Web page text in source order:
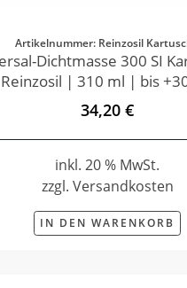
Artikelnummer: Reinzosil
Dichtmasse 300 SI
Reinzosil | 310 ml | bis
34,20 €
inkl. 20 % MwSt.
zzgl. Versandkosten
IN DEN WARENKORB